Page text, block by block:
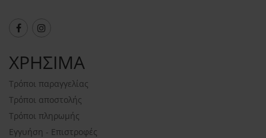
ΧΡΗΣΙΜΑ
Τρόποι παραγγελίας
Τρόποι αποστολής
Τρόποι πληρωμής
Εγγυήση - Επιστροφές